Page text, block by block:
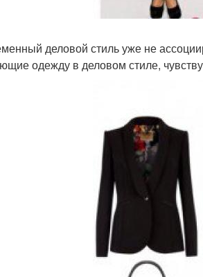
деловой стиль уже не
одежду в деловом стиле,